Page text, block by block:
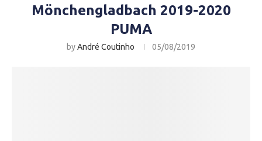
Mönchengladbach 2019-2020
PUMA
byAndré Coutinho 05/08/2019